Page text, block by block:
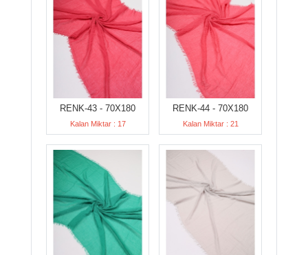
RENK-43 - 70X180
Kalan Miktar : 17
RENK-44 - 70X180
Kalan Miktar : 21